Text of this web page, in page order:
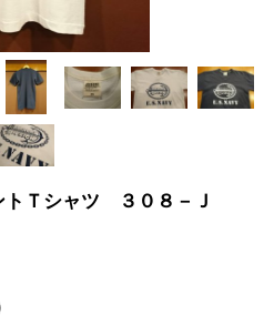
Ｔシャツ ３０８－Ｊ